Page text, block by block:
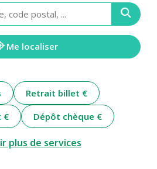
Me localiser
Retrait billet €
€
Dépôt chèque €
plus de services